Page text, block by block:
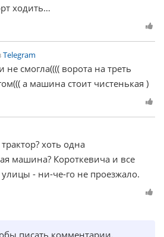
ходить…
Telegram
смогла(((( ворота на треть
а машина стоит чистенькая )
хоть одна
машина? Короткевича и все
- ни-че-го не проезжало.
писать комментарии.